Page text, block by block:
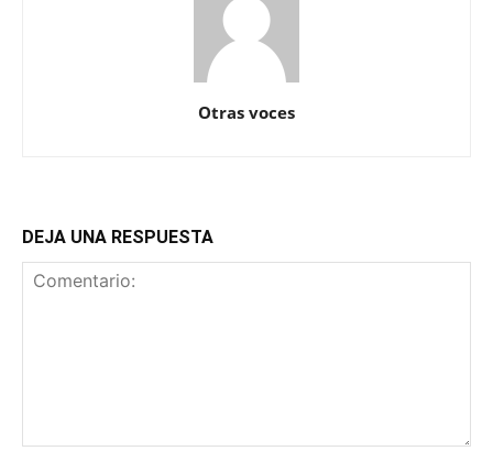
Otras voces
DEJA UNA RESPUESTA